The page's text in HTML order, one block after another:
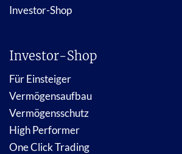
Investor-Shop
Investor-Shop
Für Einsteiger
Vermögensaufbau
Vermögensschutz
High Performer
One Click Trading